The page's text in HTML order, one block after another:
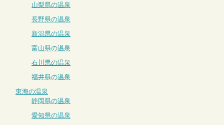
山梨県の温泉
長野県の温泉
新潟県の温泉
富山県の温泉
石川県の温泉
福井県の温泉
東海の温泉
静岡県の温泉
愛知県の温泉